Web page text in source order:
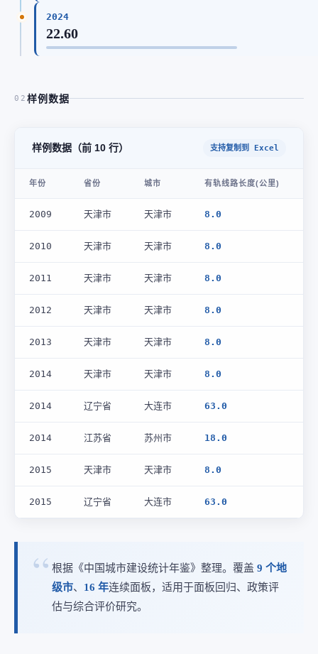
2024
22.60
02 样例数据
样例数据（前 10 行） 支持复制到 Excel
年份 省份 城市 有轨线路长度(公里)
2009 天津市 天津市 8.0
2010 天津市 天津市 8.0
2011 天津市 天津市 8.0
2012 天津市 天津市 8.0
2013 天津市 天津市 8.0
2014 天津市 天津市 8.0
2014 辽宁省 大连市 63.0
2014 江苏省 苏州市 18.0
2015 天津市 天津市 8.0
2015 辽宁省 大连市 63.0
根据《中国城市建设统计年鉴》整理。覆盖 9 个地
级市、 16 年连续面板，适用于面板回归、政策评
估与综合评价研究。